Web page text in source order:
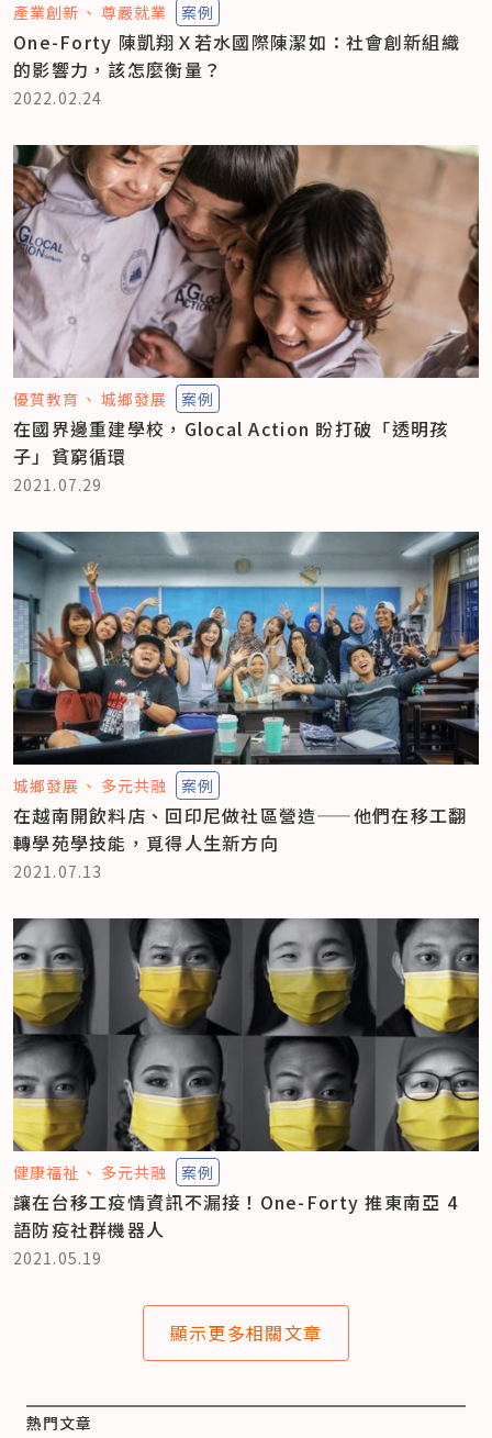
產業創新 尊嚴就業 案例
One-Forty 陳凱翔Ｘ若水國際陳潔如：社會創新組織
的影響力，該怎麼衡量？
2022.02.24
優質教育 城鄉發展 案例
在國界邊重建學校，Glocal Action 盼打破「透明孩
子」貧窮循環
2021.07.29
城鄉發展 多元共融 案例
在越南開飲料店、回印尼做社區營造——他們在移工翻
轉學苑學技能，覓得人生新方向
2021.07.13
健康福祉 多元共融 案例
讓在台移工疫情資訊不漏接！One-Forty 推東南亞 4
語防疫社群機器人
2021.05.19
顯示更多相關文章
熱門文章